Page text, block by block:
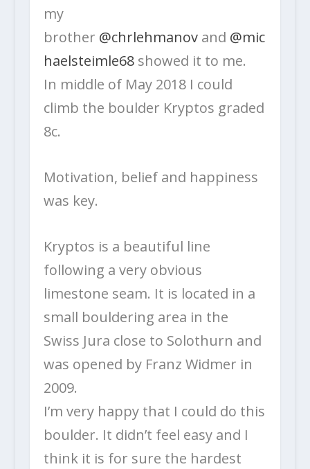
my
brother @chrlehmanovand @mic
haelsteimle68showed it to me.
In middle of May 2018 I could
climb the boulder Kryptos graded
8c.
Motivation, belief and happiness
was key.
Kryptos is a beautiful line
following a very obvious
limestone seam. It is located in a
small bouldering area in the
Swiss Jura close to Solothurn and
was opened by Franz Widmer in
2009.
I’m very happy that I could do this
boulder. It didn’t feel easy and I
think it is for sure the hardest